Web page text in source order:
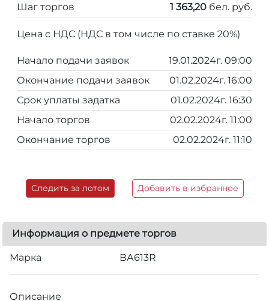
Шаг торгов
1 363,20 бел. руб.
Цена с НДС (НДС в том числе по ставке 20%)
Начало подачи заявок
19.01.2024г. 09:00
Окончание подачи заявок
01.02.2024г. 16:00
Срок уплаты задатка
01.02.2024г. 16:30
Начало торгов
02.02.2024г. 11:00
Окончание торгов
02.02.2024г. 11:10
Следить за лотом Добавить в избранное
Информация о предмете торгов
Марка ВА613R
Описание